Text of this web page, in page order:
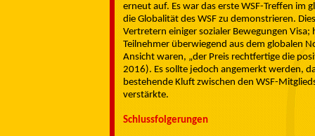
erneut auf. Es war das erste WSF-Treffen im
die Globalität des WSF zu demonstrieren.
Vertretern einiger sozialer Bewegungen
Teilnehmer überwiegend aus dem globalen
Ansicht waren, „der Preis rechtfertige die
2016). Es sollte jedoch angemerkt werden,
bestehende Kluft zwischen den WSF-
verstärkte.
Schlussfolgerungen